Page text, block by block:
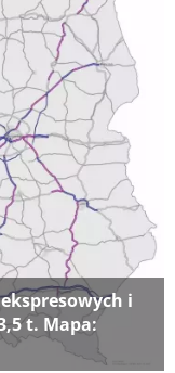
i
t. Mapa: